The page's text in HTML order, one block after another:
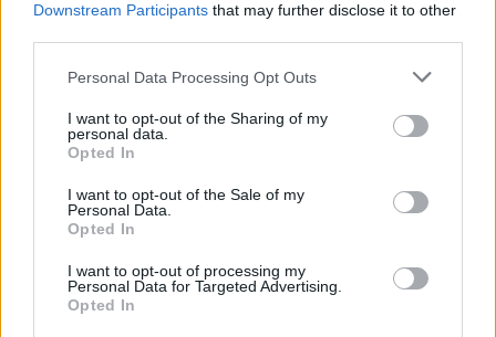
Downstream Participants that may further disclose it to other
Personal Data Processing Opt Outs
I want to opt-out of the Sharing of my
personal data.
Opted In
I want to opt-out of the Sale of my
Personal Data.
Opted In
I want to opt-out of processing my
Personal Data for Targeted Advertising.
Opted In